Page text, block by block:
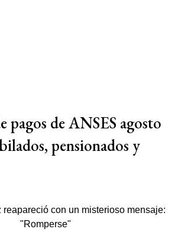
pagos de ANSES agosto
pensionados y